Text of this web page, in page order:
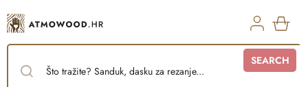
to
content
SEARCH